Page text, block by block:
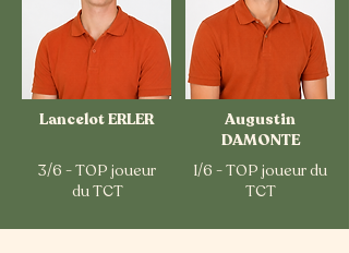
Lancelot ERLER
3/6 - TOP joueur
du TCT
Augustin
DAMONTE
1/6 - TOP joueur du
TCT